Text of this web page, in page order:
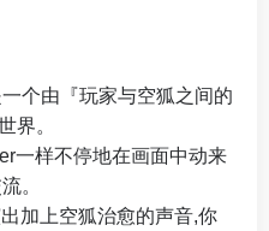
个由『玩家与空狐之间的
界。
一样不停地在画面中动来
。
加上空狐治愈的声音,你